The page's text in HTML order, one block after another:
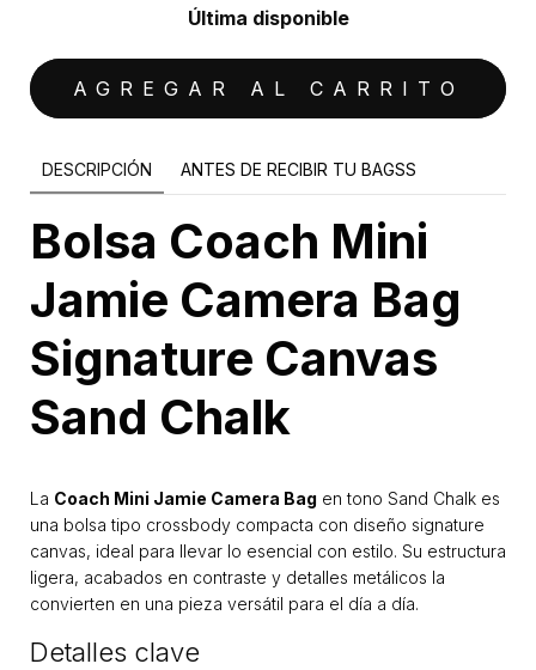
Última disponible
DESCRIPCIÓN ANTES DE RECIBIR TU BAGSS
Bolsa Coach Mini
Jamie Camera Bag
Signature Canvas
Sand Chalk
La Coach Mini Jamie Camera Bag en tono Sand Chalk es
una bolsa tipo crossbody compacta con diseño signature
canvas, ideal para llevar lo esencial con estilo. Su estructura
ligera, acabados en contraste y detalles metálicos la
convierten en una pieza versátil para el día a día.
Detalles clave